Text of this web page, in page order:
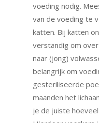
voeding nodig.
van de voeding te
katten. Bij katten
verstandig om
naar (jong)
belangrijk om
gesteriliseerde
maanden het
je de juiste